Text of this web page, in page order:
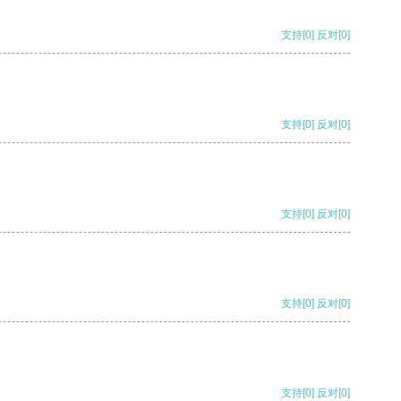
支持[0] 反对[0]
支持[0] 反对[0]
支持[0] 反对[0]
支持[0] 反对[0]
支持[0] 反对[0]